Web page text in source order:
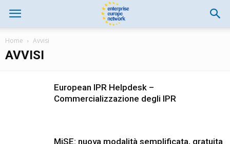
Home Avvisi
AVVISI
European IPR Helpdesk –
Commercializzazione degli IPR
MiSE: nuova modalità semplificata, gratuita